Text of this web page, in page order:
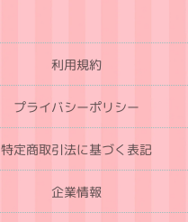
利用規約
プライバシーポリシー
特定商取引法に基づく表記
企業情報